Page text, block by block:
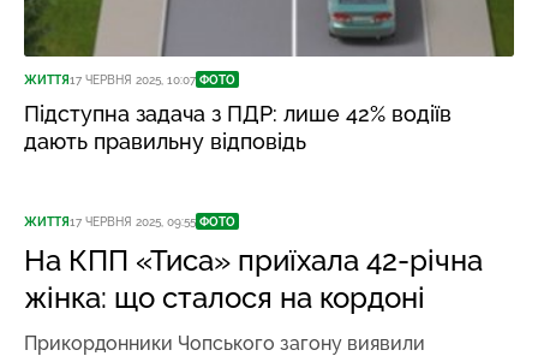
ЖИТТЯ17 ЧЕРВНЯ 2025, 10:07 ФОТО
Підступна задача з ПДР: лише 42% водіїв
дають правильну відповідь
ЖИТТЯ17 ЧЕРВНЯ 2025, 09:55 ФОТО
На КПП «Тиса» приїхала 42-річна
жінка: що сталося на кордоні
Прикордонники Чопського загону виявили